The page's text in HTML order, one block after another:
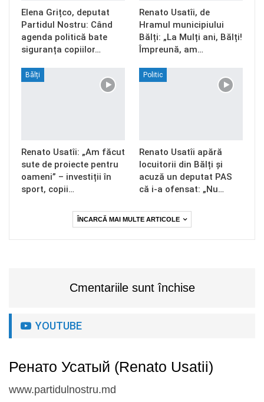
Elena Grițco, deputat
Partidul Nostru: Când
agenda politică bate
siguranța copiilor…
Renato Usatîi, de
Hramul municipiului
Bălți: „La Mulți ani, Bălți!
Împreună, am…
Bălți
Renato Usatîi: „Am făcut
sute de proiecte pentru
oameni” – investiții în
sport, copii…
Politic
Renato Usatîi apără
locuitorii din Bălți și
acuză un deputat PAS
că i-a ofensat: „Nu…
ÎNCARCĂ MAI MULTE ARTICOLE
Cmentariile sunt închise
YOUTUBE
Ренато Усатый (Renato Usatii)
www.partidulnostru.md